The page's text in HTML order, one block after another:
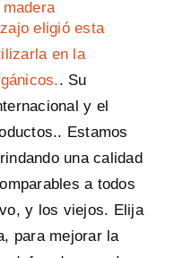
eligió esta
en la
. Su
y el
Estamos
una calidad
a todos
y los viejos. Elija
para mejorar la